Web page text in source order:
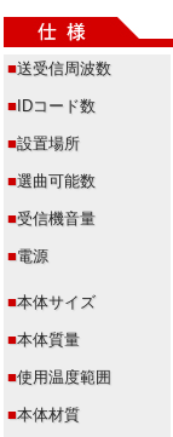
■送受信周波数
■ IDコード数
■設置場所
■選曲可能数
■受信機音量
■電源
■本体サイズ
■本体質量
■使用温度範囲
■本体材質